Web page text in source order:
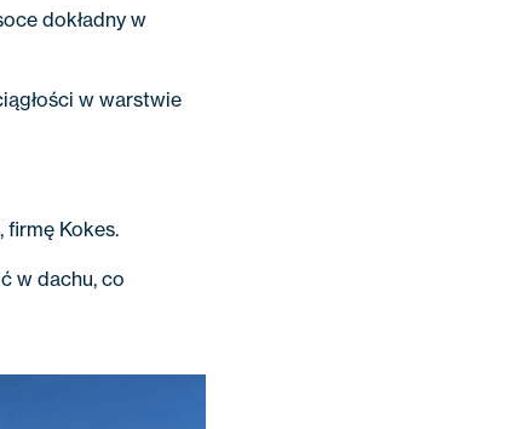
dokładny w
w warstwie
firmę Kokes.
w dachu, co